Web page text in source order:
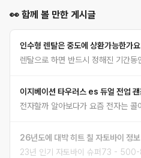
👀 함께 볼 만한 게시글
인수형 렌탈은 중도에 상환가능한가
이지베이션 타우러스 es 듀얼 전업
26년도에 대박 히트 칠 자토바이 정